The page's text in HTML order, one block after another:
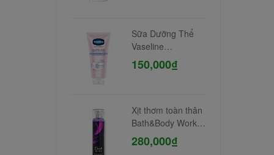
Sữa Dưỡng Thể
Vaseline
Niacinamide 300ml
150,000₫
Xịt thơm toàn thân
Bath&Body Works
#Dark Kiss
280,000₫